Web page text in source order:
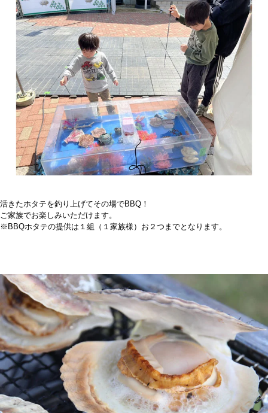
活きたホタテを釣り上げてその場でBBQ！
ご家族でお楽しみいただけます。
※BBQホタテの提供は１組（１家族様）お２つまでとなります。